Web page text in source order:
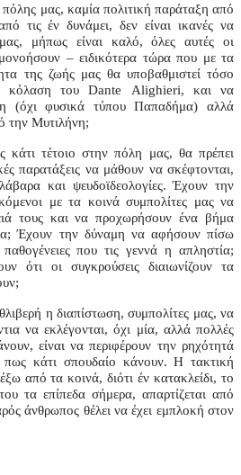
μας, καμία πολιτική παράταξη από
τις έν δυνάμει, δεν είναι ικανές να
μήπως είναι καλό, όλες αυτές οι
– ειδικότερα τώρα που με τα
της ζωής μας θα υποβαθμιστεί τόσο
κόλαση τουDante Alighieri, και να
(όχι φυσικά τύπου Παπαδήμα) αλλά
την Μυτιλήνη;
κάτι τέτοιο στην πόλη μας, θα πρέπει
παρατάξεις να μάθουν να σκέφτονται,
και ψευδοϊδεολογίες. Έχουν την
με τα κοινά συμπολίτες μας να
τους και να προχωρήσουν ένα βήμα
Έχουν την δύναμη να αφήσουν πίσω
που τις γεννά η απληστία;
ότι οι συγκρούσεις διαιωνίζουν τα
η διαπίστωση, συμπολίτες μας, να
να εκλέγονται, όχι μία, αλλά πολλές
είναι να περιφέρουν την ρηχότητά
πως κάτι σπουδαίο κάνουν. Η τακτική
από τα κοινά, διότι έν κατακλείδι, το
τα επίπεδα σήμερα, απαρτίζεται από
άνθρωπος θέλει να έχει εμπλοκή στον